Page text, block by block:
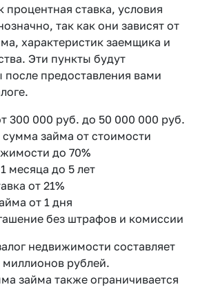
процентная ставка, условия
так как они зависят от
характеристик заемщика и
Эти пункты будут
после предоставления вами
300 000 руб. до 50 000 000 руб.
займа от стоимости
до 70%
месяца до 5 лет
от 21%
от 1 дня
без штрафов и комиссии
недвижимости составляет
миллионов рублей.
займа также ограничивается